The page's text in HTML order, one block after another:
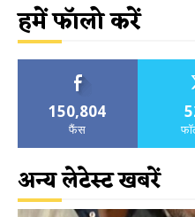
हमें फॉलो करें
150,804
फैंस
अन्य लेटेस्ट खबरें